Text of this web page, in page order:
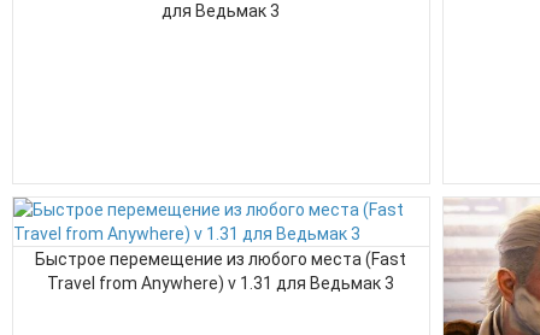
для Ведьмак 3
Быстрое перемещение из любого места (Fast
Travel from Anywhere) v 1.31 для Ведьмак 3